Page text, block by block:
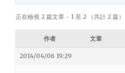
正在檢視 2 篇文章 - 1 至 2 （共計 2 篇）
作者 文章
2014/04/06 19:29